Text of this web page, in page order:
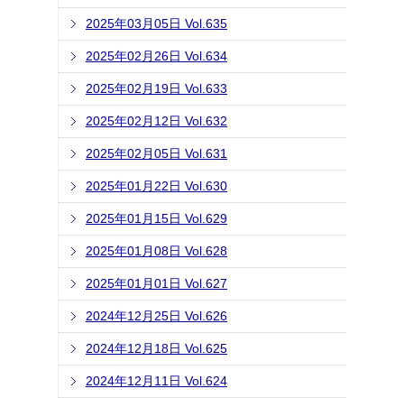
2025年03月05日 Vol.635
2025年02月26日 Vol.634
2025年02月19日 Vol.633
2025年02月12日 Vol.632
2025年02月05日 Vol.631
2025年01月22日 Vol.630
2025年01月15日 Vol.629
2025年01月08日 Vol.628
2025年01月01日 Vol.627
2024年12月25日 Vol.626
2024年12月18日 Vol.625
2024年12月11日 Vol.624